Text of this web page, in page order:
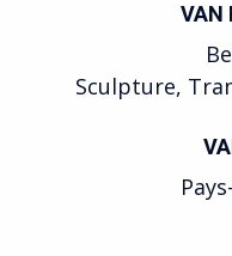
VAN
Sculpture,